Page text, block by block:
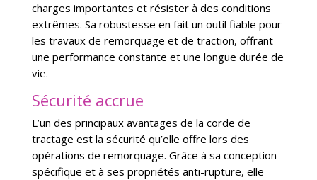
charges importantes et résister à des conditions
extrêmes. Sa robustesse en fait un outil fiable pour
les travaux de remorquage et de traction, offrant
une performance constante et une longue durée de
vie.
Sécurité accrue
L’un des principaux avantages de la corde de
tractage est la sécurité qu’elle offre lors des
opérations de remorquage. Grâce à sa conception
spécifique et à ses propriétés anti-rupture, elle